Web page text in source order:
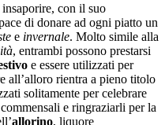
con il suo
di donare ad ogni piatto un
e invernale. Molto simile alla
, entrambi possono prestarsi
e essere utilizzati per
all’alloro rientra a pieno titolo
solitamente per celebrare
e ringraziarli per la
allorino, liquore